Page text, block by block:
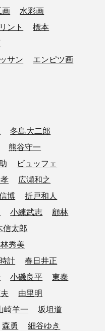
画
水彩画
ント
標本
サン
エンピツ画
冬島大二郎
熊谷守一
ビュッフェ
広瀬和之
博
折戸和人
小練武志
顧林
信太郎
秀美
計
春日井正
小磯良平
東泰
由里明
崎羊一
坂坦道
森勇 細谷ゆき